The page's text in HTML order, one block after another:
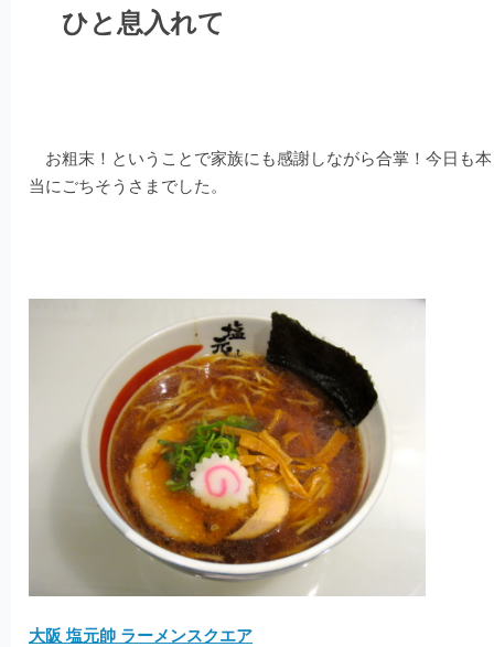
ひと息入れて
お粗末！ということで家族にも感謝しながら合掌！今日も本
当にごちそうさまでした。
大阪 塩元帥 ラーメンスクエア